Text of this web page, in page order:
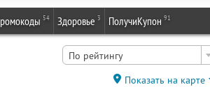
54 Здоровье 3 ПолучиКупон 91
По рейтингу
Показать на карте